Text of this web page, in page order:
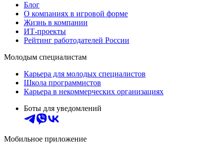
Блог
О компаниях в игровой форме
Жизнь в компании
ИТ-проекты
Рейтинг работодателей России
Молодым специалистам
Карьера для молодых специалистов
Школа программистов
Карьера в некоммерческих организациях
Боты для уведомлений
Мобильное приложение